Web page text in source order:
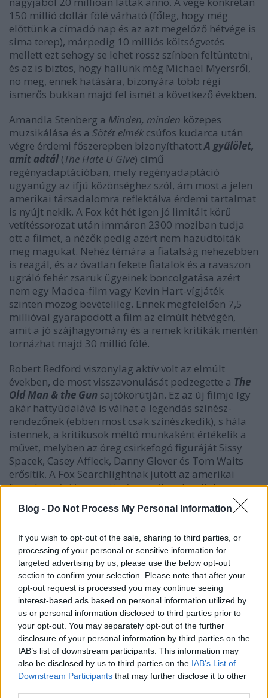
Blog - Do Not Process My Personal Information
If you wish to opt-out of the sale, sharing to third parties, or
processing of your personal or sensitive information for
targeted advertising by us, please use the below opt-out
section to confirm your selection. Please note that after your
opt-out request is processed you may continue seeing
interest-based ads based on personal information utilized by
us or personal information disclosed to third parties prior to
your opt-out. You may separately opt-out of the further
disclosure of your personal information by third parties on the
IAB’s list of downstream participants. This information may
also be disclosed by us to third parties on the IAB’s List of
Downstream Participants that may further disclose it to other
150 millió dollár fölé várható (főleg, hogy még
előttünk a címadó nap és az azt megelőző hétvége is
sima terep), márpedig 10 milliós költségvetés
mellett ezt sehogy se lehet rossz színben feltüntetni,
és az is biztos, hogy hallunk még Michael Myersről,
no meg, ennek hatására, bizonyára több régi
ismerős bukkan majd fel ismét a következő években.
Amandla Stenberg a Minden, minden közepes
muzsikálása és a Sötét elmék csúfos kudarca után
végre érdemi főszerepben bizonyíthatottA gyűlölet,
amit adtál (The Hate U Give) című
regényadaptációban, mely regényadaptáció
ugyanúgy az ifjú közönséghez szól, ám most a jelen
amerikai társadalomra reflektálva érdemi tartalmat
is nyújt nekik. A Fox két hét igen jó limitált körű
vetítéssorozat után immáron 2300 moziban tudja
ott a filmet, a nézők pedig azért nem hazudtolták
meg magukat. Nehéz témára a fiatalság nehezebben
is reagál, és az óvatlan fekete fiatalok és a ravaszon
ugráló fehér zsaruk ügyeinek boncolgatása azért
nem egy Madea-film vagy Kevin Hart-vígjáték
szinten mozog bevételileg. Ennek megfelelően 7,5
millióval gyarapodott a film az elmúlt hétvégén,
amit a jó szájhagyomány és a remek kritikák mentén
tornázhat majd 30 millió fölé.
Robert Redford viszonylag aktív volt az elmúlt
években, de most visszavonulását pedzegette a The
Old Man & the Gun sajtókörútján. Ez az új filmje így
akár hattyúdalává is válhat a legendás színész-
rendezőnek (ebben most csak színészkedik), s hála
istennek, a kritikusok méltó munkaként értékelik a
művet, melyben az öreg csirkefogó figuráját Sissy
Spacek, Casey Affleck, Danny Glover és Tom Waits
erősítik. A Fox Searchlightnak jutott az amerikai
forgalmazási jog, amit pár moziban kezdtek meg
néhány hete, s mostanra látták elérkezettnek az időt
a - mérsékelten - országos terjeszkedéshez. A film 2
alaposan visszavetette az egy teátrumra jutó
átlagot, de hát ez már csak így megy. Eddig 4,2
milliót hajtott fel aThe Old Man & the Gun, s talán-
talán sikerül úgy lavíroznia, hogy 10 millióg eljusson
végül.
Príma szereposztással bír aThe Sisters Brothers
című western, amihez korrekt újságírói vélemények
is társultak, ám az ilyen filmeknek azért mindig
megvannak a korlátai. Nincs ez másképp az
Annapurna által istápolt darabbal, melybena vér
által fivér, név által nővértörvényenkívüli testvérpárt